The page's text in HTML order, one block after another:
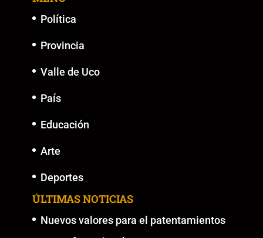
k
Política
Provincia
Valle de Uco
País
Educación
Arte
Deportes
ÚLTIMAS NOTICIAS
Nuevos valores para el patentamientos